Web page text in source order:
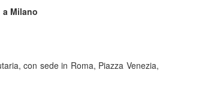
Milano
con sede in Roma, Piazza Venezia,